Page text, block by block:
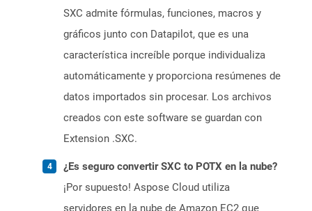
SXC admite fórmulas, funciones, macros y
gráficos junto con Datapilot, que es una
característica increíble porque individualiza
automáticamente y proporciona resúmenes de
datos importados sin procesar. Los archivos
creados con este software se guardan con
Extension .SXC.
¿Es seguro convertir SXC to POTX en la nube?
¡Por supuesto! Aspose Cloud utiliza
servidores en la nube de Amazon EC2 que